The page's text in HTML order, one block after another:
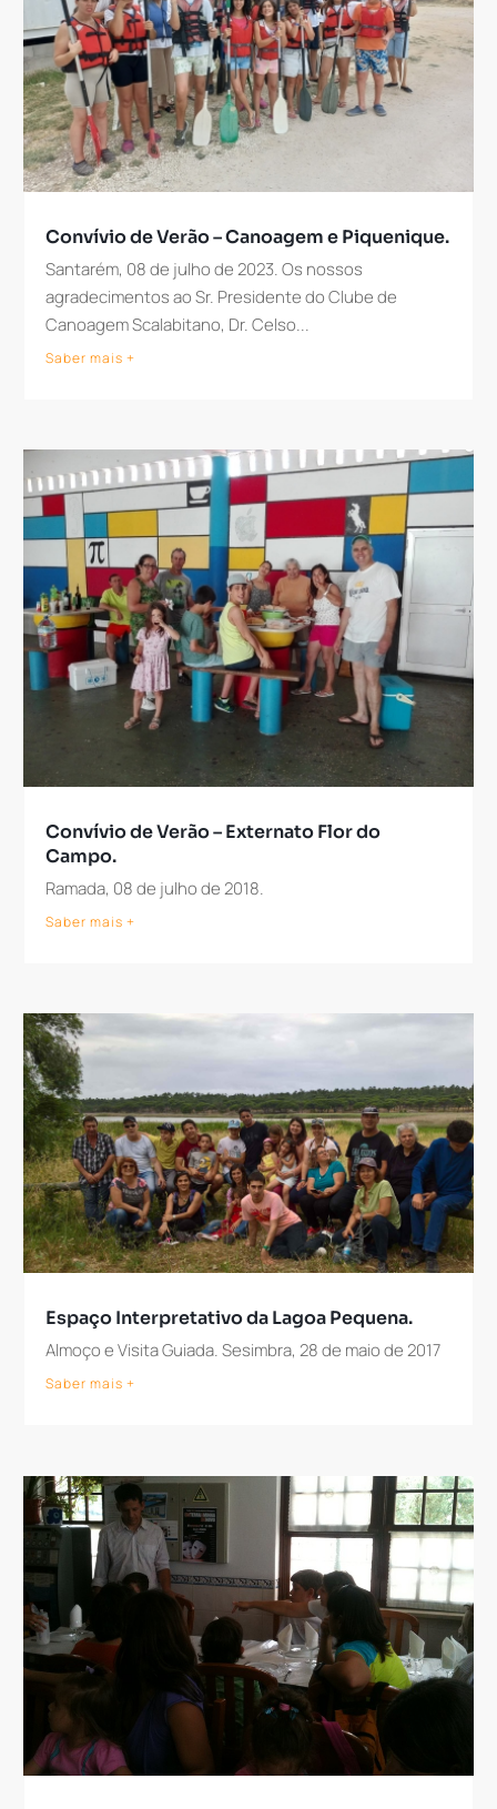
Convívio de Verão – Canoagem e Piquenique.
Santarém, 08 de julho de 2023. Os nossos
agradecimentos ao Sr. Presidente do Clube de
Canoagem Scalabitano, Dr. Celso...
Saber mais +
Convívio de Verão – Externato Flor do
Campo.
Ramada, 08 de julho de 2018.
Saber mais +
Espaço Interpretativo da Lagoa Pequena.
Almoço e Visita Guiada. Sesimbra, 28 de maio de 2017
Saber mais +